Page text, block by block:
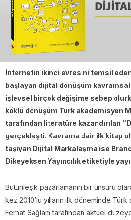
İnternetin ikinci evresini temsil
başlayan dijital dönüşüm
işlevsel birçok değişime sebep
köklü dönüşüm Türk akademisyen
tarafından literatüre kazandırılan
gerçekleşti. Kavrama dair ilk kitap
taşıyan Dijital Markalaşma ise
Dikeyeksen Yayıncılık etiketiyle
Bütünleşik pazarlamanın bir unsuru
kez 2010’lu yılların ilk döneminde
Ferhat Sağlam tarafından aktüel